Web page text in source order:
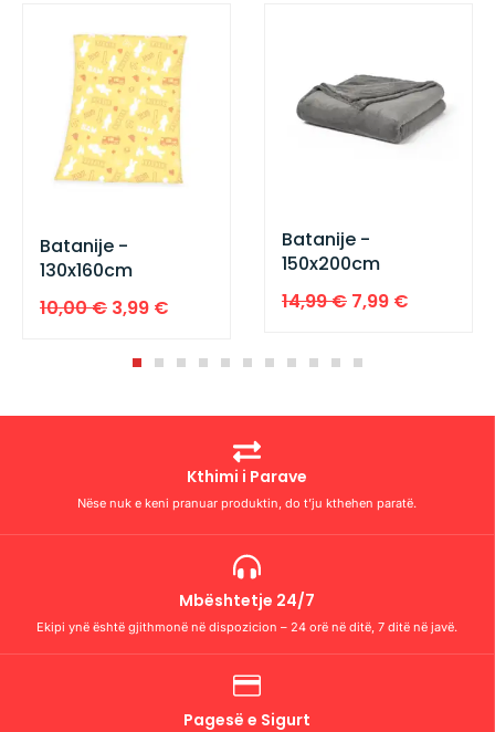
Batanije -
130x160cm
10,00€ 3,99 €
Batanije -
150x200cm
14,99€ 7,99 €
Kthimi i Parave
Nëse nuk e keni pranuar produktin, do t’ju kthehen paratë.
Mbështetje 24/7
Ekipi ynë është gjithmonë në dispozicion – 24 orë në ditë, 7 ditë në javë.
Pagesë e Sigurt